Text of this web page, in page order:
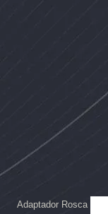
Adaptador Rosca
era:
es:
era:
es: